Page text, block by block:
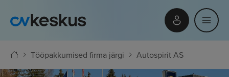
Tööpakkumised firma järgi Autospirit AS